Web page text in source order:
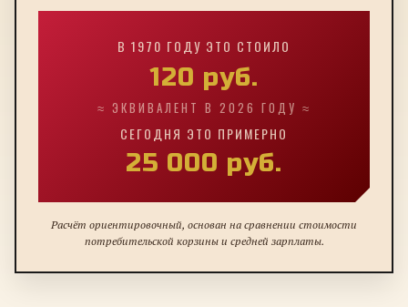
В 1970 ГОДУ ЭТО СТОИЛО
120 руб.
≈ ЭКВИВАЛЕНТ В 2026 ГОДУ ≈
СЕГОДНЯ ЭТО ПРИМЕРНО
25 000 руб.
Расчёт ориентировочный, основан на сравнении стоимости
потребительской корзины и средней зарплаты.